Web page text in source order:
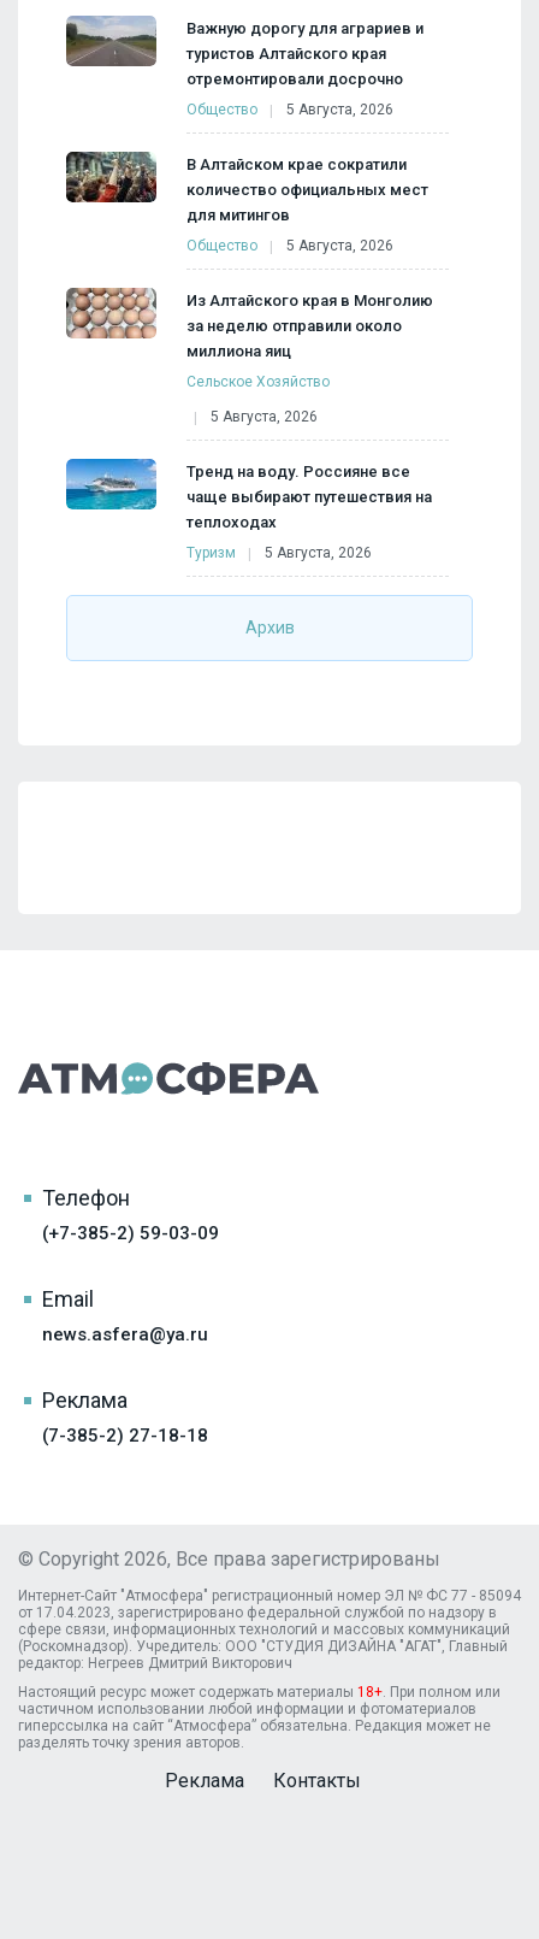
Важную дорогу для аграриев и
туристов Алтайского края
отремонтировали досрочно
Общество 5 Августа, 2026
В Алтайском крае сократили
количество официальных мест
для митингов
Общество 5 Августа, 2026
Из Алтайского края в Монголию
за неделю отправили около
миллиона яиц
Сельское Хозяйство
5 Августа, 2026
Тренд на воду. Россияне все
чаще выбирают путешествия на
теплоходах
Туризм 5 Августа, 2026
Архив
Телефон
(+7-385-2) 59-03-09
Email
news.asfera@ya.ru
Реклама
(7-385-2) 27-18-18
© Copyright 2026, Все права зарегистрированы
Интернет-Сайт "Атмосфера" регистрационный номер ЭЛ № ФС 77 - 85094
от 17.04.2023, зарегистрировано федеральной службой по надзору в
сфере связи, информационных технологий и массовых коммуникаций
(Роскомнадзор). Учредитель: ООО "СТУДИЯ ДИЗАЙНА "АГАТ", Главный
редактор: Негреев Дмитрий Викторович
Настоящий ресурс может содержать материалы 18+. При полном или
частичном использовании любой информации и фотоматериалов
гиперссылка на сайт “Атмосфера” обязательна. Редакция может не
разделять точку зрения авторов.
Реклама Контакты